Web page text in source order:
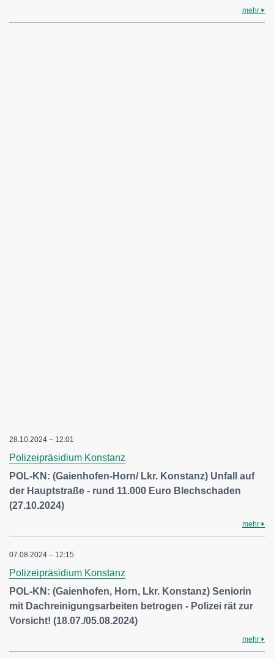
mehr
28.10.2024 – 12:01
Polizeipräsidium Konstanz
POL-KN: (Gaienhofen-Horn/ Lkr. Konstanz) Unfall auf
der Hauptstraße - rund 11.000 Euro Blechschaden
(27.10.2024)
mehr
07.08.2024 – 12:15
Polizeipräsidium Konstanz
POL-KN: (Gaienhofen, Horn, Lkr. Konstanz) Seniorin
mit Dachreinigungsarbeiten betrogen - Polizei rät zur
Vorsicht! (18.07./05.08.2024)
mehr